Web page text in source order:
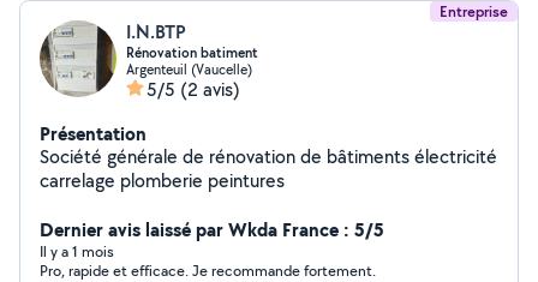
Entreprise
I.N.BTP
Rénovation batiment
Argenteuil (Vaucelle)
5/5 (2 avis)
Présentation
Société générale de rénovation de bâtiments électricité
carrelage plomberie peintures
Dernier avis laissé par Wkda France : 5/5
Il y a 1 mois
Pro, rapide et efficace. Je recommande fortement.